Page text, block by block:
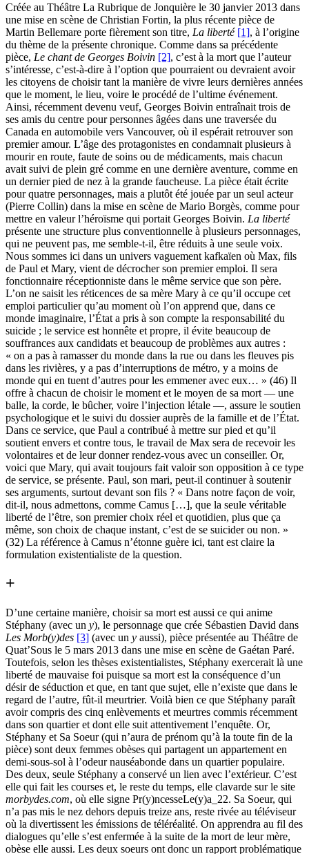
Créée au Théâtre La Rubrique de Jonquière le 30 janvier 2013 dans
une mise en scène de Christian Fortin, la plus récente pièce de
Martin Bellemare porte fièrement son titre, La liberté [1], à l’origine
du thème de la présente chronique. Comme dans sa précédente
pièce, Le chant de Georges Boivin [2], c’est à la mort que l’auteur
s’intéresse, c’est-à-dire à l’option que pourraient ou devraient avoir
les citoyens de choisir tant la manière de vivre leurs dernières années
que le moment, le lieu, voire le procédé de l’ultime événement.
Ainsi, récemment devenu veuf, Georges Boivin entraînait trois de
ses amis du centre pour personnes âgées dans une traversée du
Canada en automobile vers Vancouver, où il espérait retrouver son
premier amour. L’âge des protagonistes en condamnait plusieurs à
mourir en route, faute de soins ou de médicaments, mais chacun
avait suivi de plein gré comme en une dernière aventure, comme en
un dernier pied de nez à la grande faucheuse. La pièce était écrite
pour quatre personnages, mais a plutôt été jouée par un seul acteur
(Pierre Collin) dans la mise en scène de Mario Borgès, comme pour
mettre en valeur l’héroïsme qui portait Georges Boivin. La liberté
présente une structure plus conventionnelle à plusieurs personnages,
qui ne peuvent pas, me semble-t-il, être réduits à une seule voix.
Nous sommes ici dans un univers vaguement kafkaïen où Max, fils
de Paul et Mary, vient de décrocher son premier emploi. Il sera
fonctionnaire réceptionniste dans le même service que son père.
L’on ne saisit les réticences de sa mère Mary à ce qu’il occupe cet
emploi particulier qu’au moment où l’on apprend que, dans ce
monde imaginaire, l’État a pris à son compte la responsabilité du
suicide ; le service est honnête et propre, il évite beaucoup de
souffrances aux candidats et beaucoup de problèmes aux autres :
« on a pas à ramasser du monde dans la rue ou dans les fleuves pis
dans les rivières, y a pas d’interruptions de métro, y a moins de
monde qui en tuent d’autres pour les emmener avec eux… » (46) Il
offre à chacun de choisir le moment et le moyen de sa mort — une
balle, la corde, le bûcher, voire l’injection létale —, assure le soutien
psychologique et le suivi du dossier auprès de la famille et de l’État.
Dans ce service, que Paul a contribué à mettre sur pied et qu’il
soutient envers et contre tous, le travail de Max sera de recevoir les
volontaires et de leur donner rendez-vous avec un conseiller. Or,
voici que Mary, qui avait toujours fait valoir son opposition à ce type
de service, se présente. Paul, son mari, peut-il continuer à soutenir
ses arguments, surtout devant son fils ? « Dans notre façon de voir,
dit-il, nous admettons, comme Camus […], que la seule véritable
liberté de l’être, son premier choix réel et quotidien, plus que ça
même, son choix de chaque instant, c’est de se suicider ou non. »
(32) La référence à Camus n’étonne guère ici, tant est claire la
formulation existentialiste de la question.
+
D’une certaine manière, choisir sa mort est aussi ce qui anime
Stéphany (avec un y), le personnage que crée Sébastien David dans
Les Morb(y)des [3] (avec un y aussi), pièce présentée au Théâtre de
Quat’Sous le 5 mars 2013 dans une mise en scène de Gaétan Paré.
Toutefois, selon les thèses existentialistes, Stéphany exercerait là une
liberté de mauvaise foi puisque sa mort est la conséquence d’un
désir de séduction et que, en tant que sujet, elle n’existe que dans le
regard de l’autre, fût-il meurtrier. Voilà bien ce que Stéphany paraît
avoir compris des cinq enlèvements et meurtres commis récemment
dans son quartier et dont elle suit attentivement l’enquête. Or,
Stéphany et Sa Soeur (qui n’aura de prénom qu’à la toute fin de la
pièce) sont deux femmes obèses qui partagent un appartement en
demi-sous-sol à l’odeur nauséabonde dans un quartier populaire.
Des deux, seule Stéphany a conservé un lien avec l’extérieur. C’est
elle qui fait les courses et, le reste du temps, elle clavarde sur le site
morbydes.com, où elle signe Pr(y)ncesseLe(y)a_22. Sa Soeur, qui
n’a pas mis le nez dehors depuis treize ans, reste rivée au téléviseur
où la divertissent les émissions de téléréalité. On apprendra au fil des
dialogues qu’elle s’est enfermée à la suite de la mort de leur mère,
obèse elle aussi. Les deux soeurs ont donc un rapport problématique